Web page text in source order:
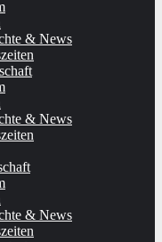
& News
& News
& News